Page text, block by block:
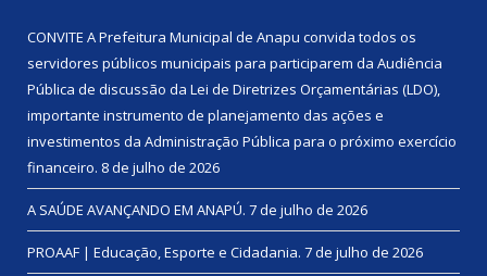
CONVITE A Prefeitura Municipal de Anapu convida todos os
servidores públicos municipais para participarem da Audiência
Pública de discussão da Lei de Diretrizes Orçamentárias (LDO),
importante instrumento de planejamento das ações e
investimentos da Administração Pública para o próximo exercício
financeiro. 8 de julho de 2026
A SAÚDE AVANÇANDO EM ANAPÚ. 7 de julho de 2026
PROAAF | Educação, Esporte e Cidadania. 7 de julho de 2026